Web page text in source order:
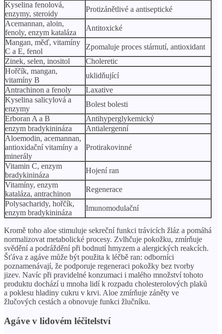
Kyselina fenolová,
enzymy, steroidy
Protizánětlivé a antiseptické
Acemannan, aloin,
fenoly, enzym kataláza
Antitoxické
Mangan, měď, vitamíny
C a E, fenol
Zpomaluje proces stárnutí, antioxidant
Zinek, selen, inositol
Choleretic
Hořčík, mangan,
vitamíny B
uklidňující
Antrachinon a fenoly
Laxative
Kyselina salicylová a
enzymy
Bolest bolesti
Erboran A a B
Antihyperglykemický
enzym bradykinináza
Antialergenní
Aloemodin, acemannan,
antioxidační vitamíny a
minerály
Protirakovinné
Vitamin C, enzym
bradykinináza
Hojení ran
Vitamíny, enzym
kataláza, antrachinon
Regenerace
Polysacharidy, hořčík,
enzym bradykinináza
Imunomodulační
Kromě toho aloe stimuluje sekreční funkci trávicích žláz a pomáhá
normalizovat metabolické procesy. Zvlhčuje pokožku, zmírňuje
svědění a podráždění při bodnutí hmyzem a alergických reakcích.
Šťáva z agáve může být použita k léčbě ran: odborníci
poznamenávají, že podporuje regeneraci pokožky bez tvorby
jizev. Navíc při pravidelné konzumaci i malého množství tohoto
produktu dochází u mnoha lidí k rozpadu cholesterolových plaků
a poklesu hladiny cukru v krvi. Aloe zmírňuje záněty ve
žlučových cestách a obnovuje funkci žlučníku.
Agáve v lidovém léčitelství